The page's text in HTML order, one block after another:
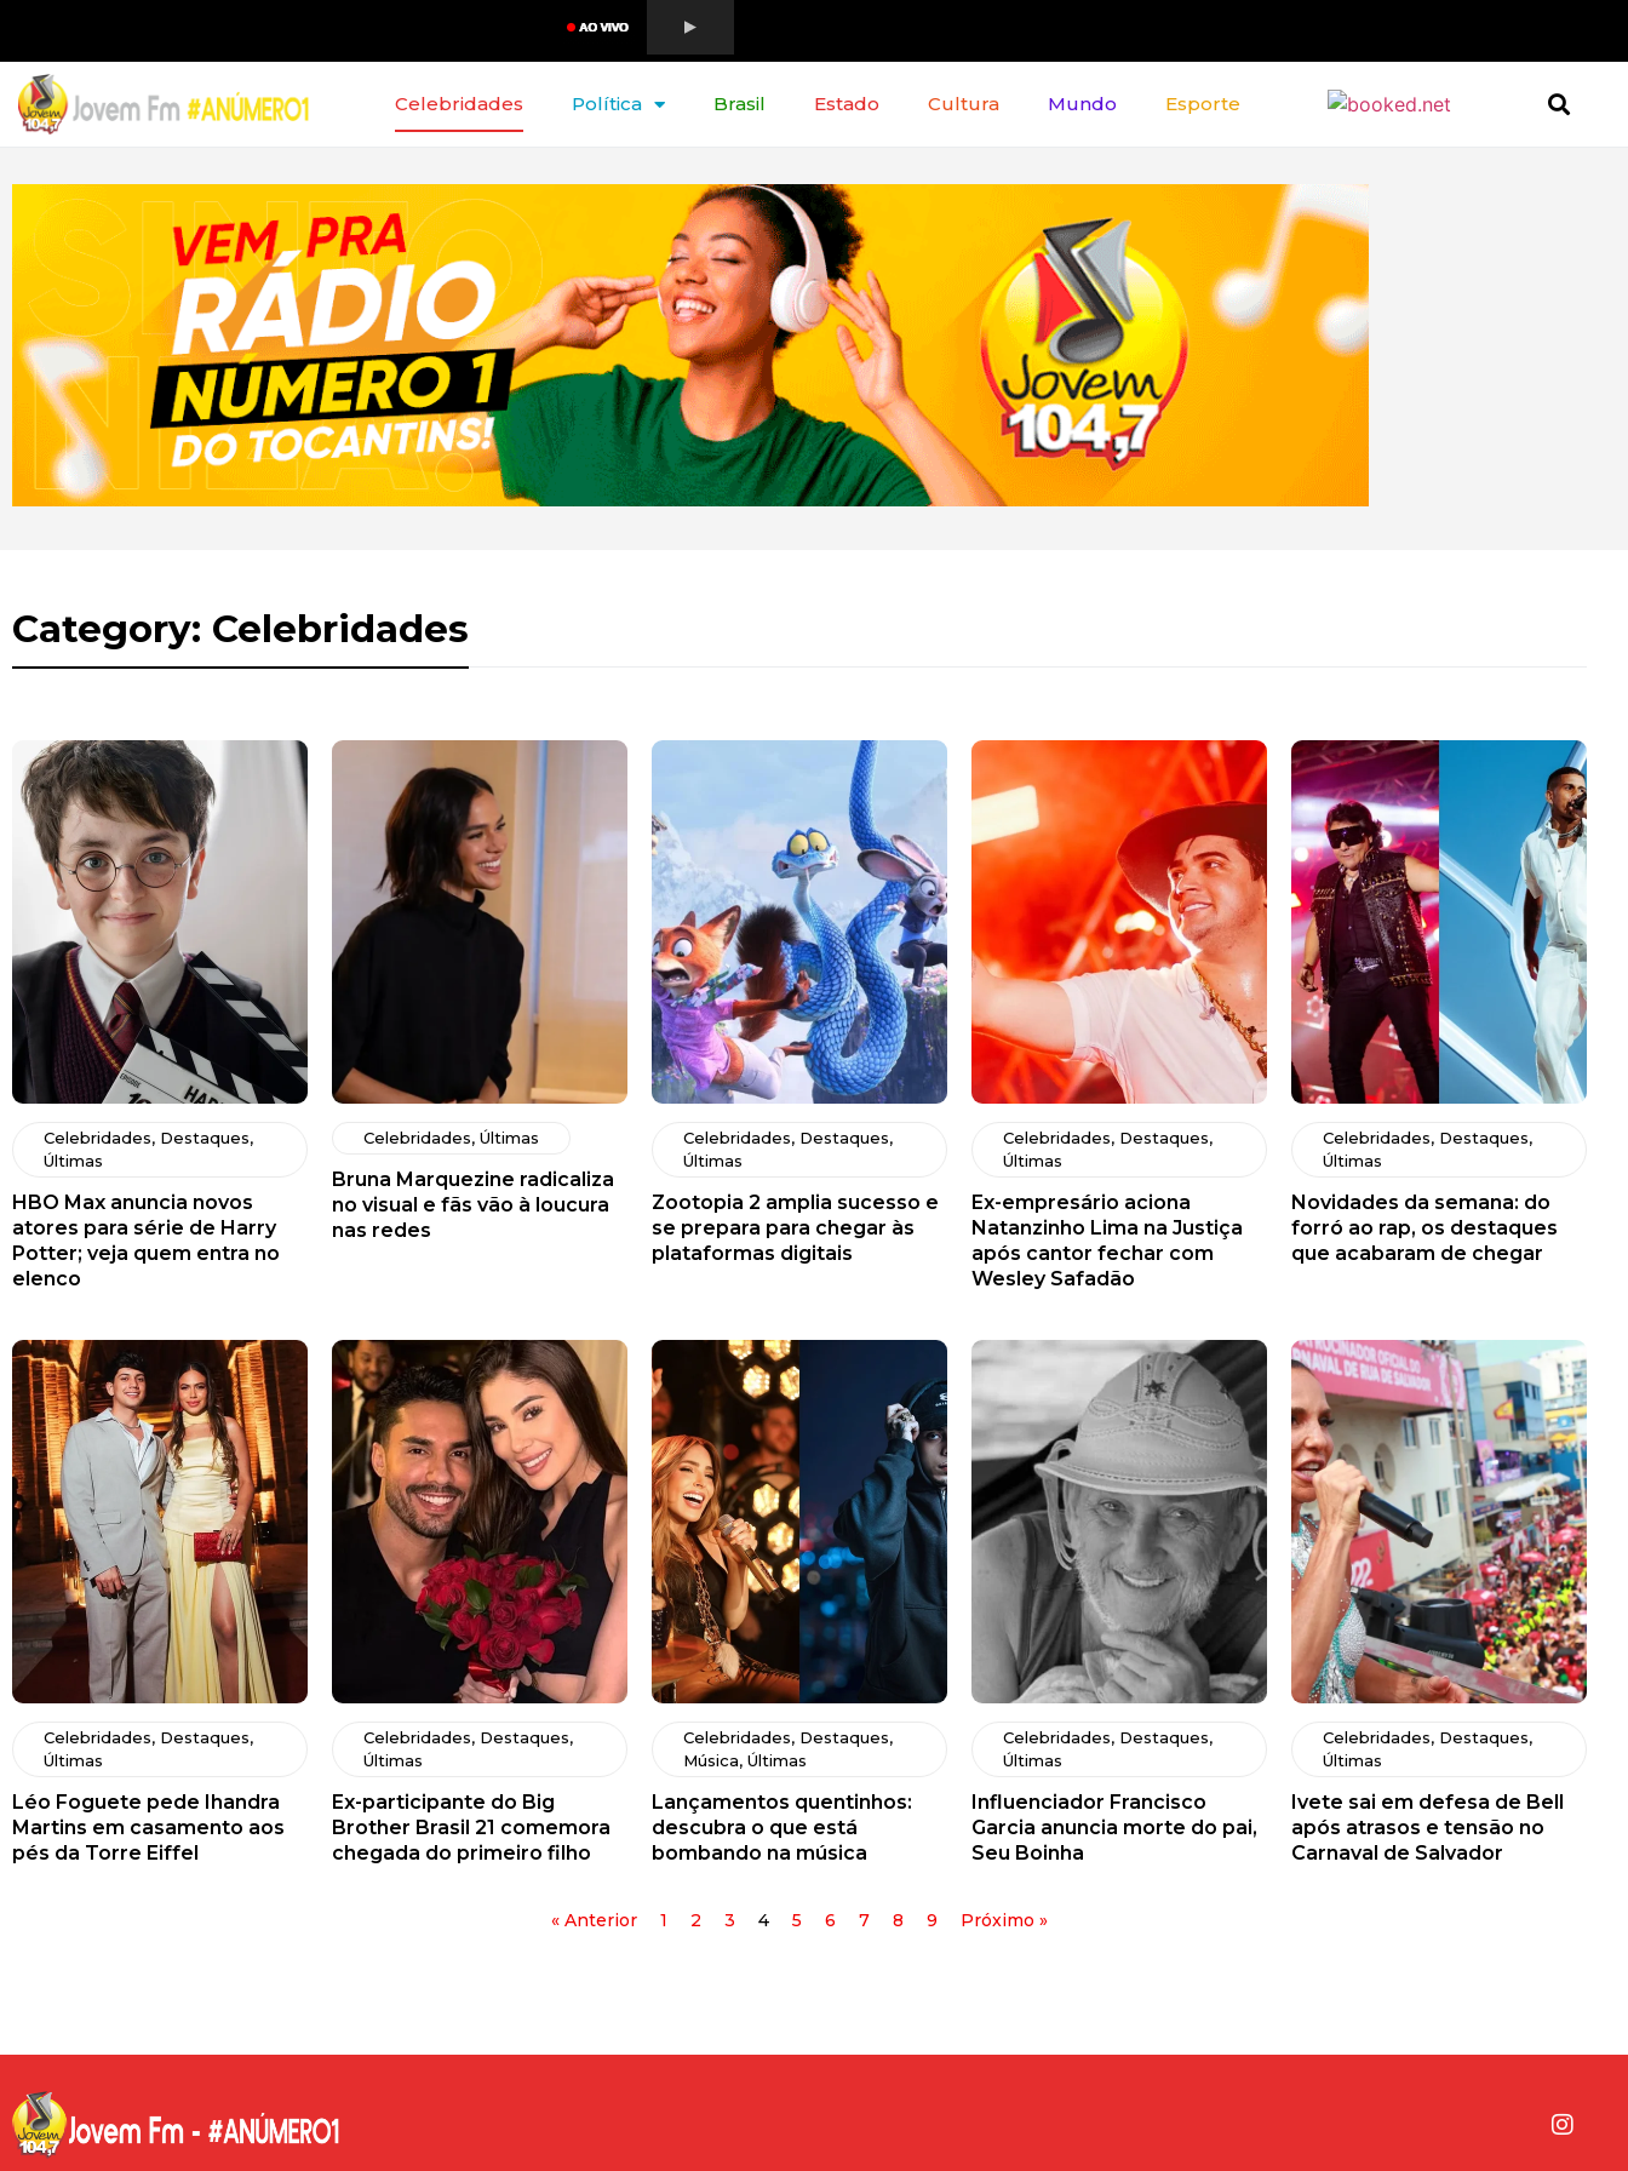
Celebridades Política Brasil Estado Cultura Mundo Esporte
Category: Celebridades
Celebridades, Destaques,
Últimas
HBO Max anuncia novos
atores para série de Harry
Potter; veja quem entra no
elenco
Celebridades, Últimas
Bruna Marquezine radicaliza
no visual e fãs vão à loucura
nas redes
Celebridades, Destaques,
Últimas
Zootopia 2 amplia sucesso e
se prepara para chegar às
plataformas digitais
Celebridades, Destaques,
Últimas
Ex-empresário aciona
Natanzinho Lima na Justiça
após cantor fechar com
Wesley Safadão
Celebridades, Destaques,
Últimas
Novidades da semana: do
forró ao rap, os destaques
que acabaram de chegar
Celebridades, Destaques,
Últimas
Léo Foguete pede Ihandra
Martins em casamento aos
pés da Torre Eiffel
Celebridades, Destaques,
Últimas
Ex-participante do Big
Brother Brasil 21 comemora
chegada do primeiro filho
Celebridades, Destaques,
Música, Últimas
Lançamentos quentinhos:
descubra o que está
bombando na música
Celebridades, Destaques,
Últimas
Influenciador Francisco
Garcia anuncia morte do pai,
Seu Boinha
Celebridades, Destaques,
Últimas
Ivete sai em defesa de Bell
após atrasos e tensão no
Carnaval de Salvador
« Anterior 1 2 3 4 5 6 7 8 9 Próximo »